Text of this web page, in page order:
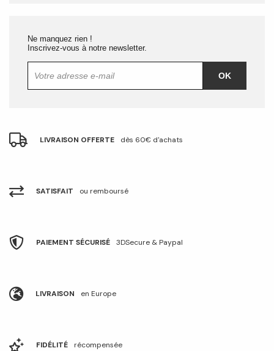
Ne manquez rien !
Inscrivez-vous à notre newsletter.
OK
LIVRAISON OFFERTE dès 60€ d'achats
SATISFAIT ou remboursé
PAIEMENT SÉCURISÉ 3DSecure & Paypal
LIVRAISON en Europe
FIDÉLITÉ récompensée